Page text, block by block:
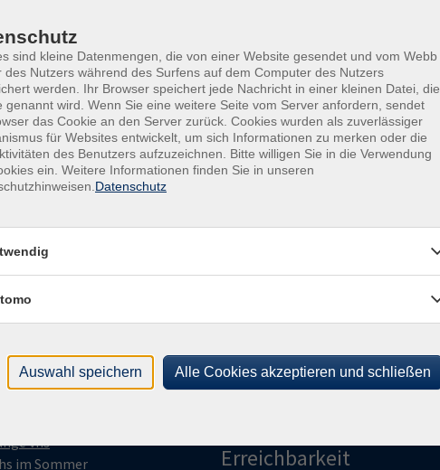
Ernährung
Deutsch | Grundbildung |
vhs
im Sommer
post@vhs-ravensberg.de
Erreichbarkeit
sind kleine Datenmengen, die von einer Website gesendet und vom Webb
des Nutzers während des Surfens auf dem Computer des Nutzers
werden. Ihr Browser speichert jede Nachricht in einer kleinen Datei, die
genannt wird. Wenn Sie eine weitere Seite vom Server anfordern, sendet
das Cookie an den Server zurück. Cookies wurden als zuverlässiger
für Websites entwickelt, um sich Informationen zu merken oder die
des Benutzers aufzuzeichnen. Bitte willigen Sie in die Verwendung
ein. Weitere Informationen finden Sie in unseren
Datenschutz
Auswahl speichern Alle Cookies akzeptieren und schließen